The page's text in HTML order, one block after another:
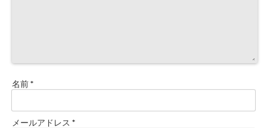
名前*
メールアドレス *